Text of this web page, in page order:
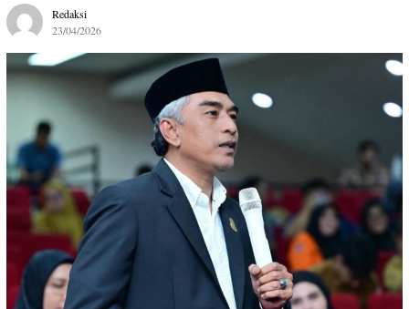
Redaksi
23/04/2026